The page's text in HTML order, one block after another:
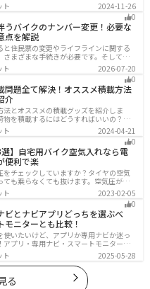
による事故のリスクは想像以上に高いで
にすり抜けのリスクを理解し、安全運転
ト
2024-11-26
0
うバイクのナンバー変更！必要な
点を解説
と住民票の変更やライフラインに関する
さまざまな手続きが必要です。そしてバ
は、住所変更やナンバー変更といったバ
続きも忘れてはいけません。しかし、必
順がわからないという方も多いのではな
ライダー引っ越したらバイクのナンバー
けないの？ライダー引っ越し先でも原付
んな手続きが必要か知りたいライダー引
しくて住所変更もナンバー変更もしてい
はこのような疑問・お悩みにお
ト
2026-07-20
0
問題全て解決！オススメ積載方法
介
法とオススメの積載グッズを紹介しま
物を積載するにはどうすればいいの？と
で解決！通勤や日帰りツーリング、キャ
など用途別にオススメの積載方法を解説
メの積載アイテムも紹介するので、バイ
でいる方は参考にしてください。
ト
2024-04-21
0
選】自宅用バイク空気入れなら電
便利で楽
をチェックしていますか？タイヤの空気
ても乗らなくても抜けます。空気圧が下
・燃費・安全性に影響します。空気圧は
できるようにしておきましょう。楽に使
気入れをまとめたので、参考にしてくだ
ト
2023-02-05
0
ビとナビアプリどっちを選ぶべ
モニターとも比較！
使いたいけど、アプリか専用ナビか迷っ
アプリ・専用ナビ・スマートモニターの
リット、どんな人にオススメなのかを解
に合ったナビを見つけて快適なツーリン
ましょう！
ト 2025-05-28
る